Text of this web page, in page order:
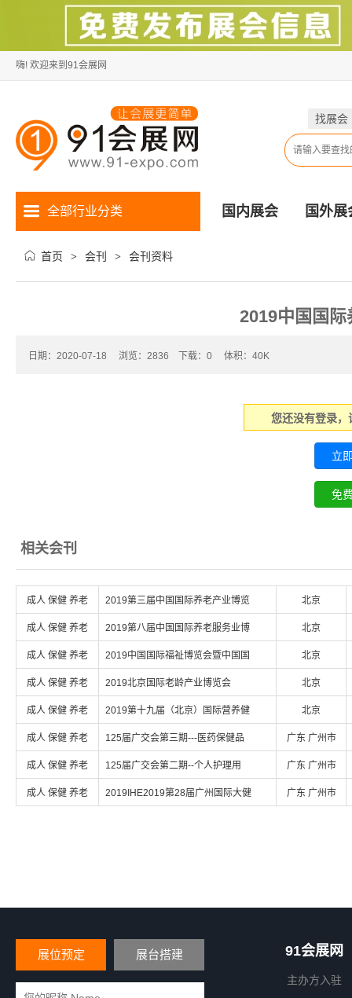
嗨! 欢迎来到91会展网
找展会
全部行业分类 国内展会 国外展
首页 > 会刊 > 会刊资料
2019中国国
日期：2020-07-18 浏览： 2836 下载： 0 体积：40K
您还没有登录，
相关会刊
成人 保健 养老 2019第三届中国国际养老产业博览 北京
成人 保健 养老 2019第八届中国国际养老服务业博 北京
成人 保健 养老 2019中国国际福祉博览会暨中国国 北京
成人 保健 养老 2019北京国际老龄产业博览会 北京
成人 保健 养老 2019第十九届（北京）国际营养健 北京
成人 保健 养老 125届广交会第三期---医药保健品 广东 广州市
成人 保健 养老 125届广交会第二期--个人护理用 广东 广州市
成人 保健 养老 2019IHE2019第28届广州国际大健 广东 广州市
展位预定 展台搭建 91会展网
主办方入驻